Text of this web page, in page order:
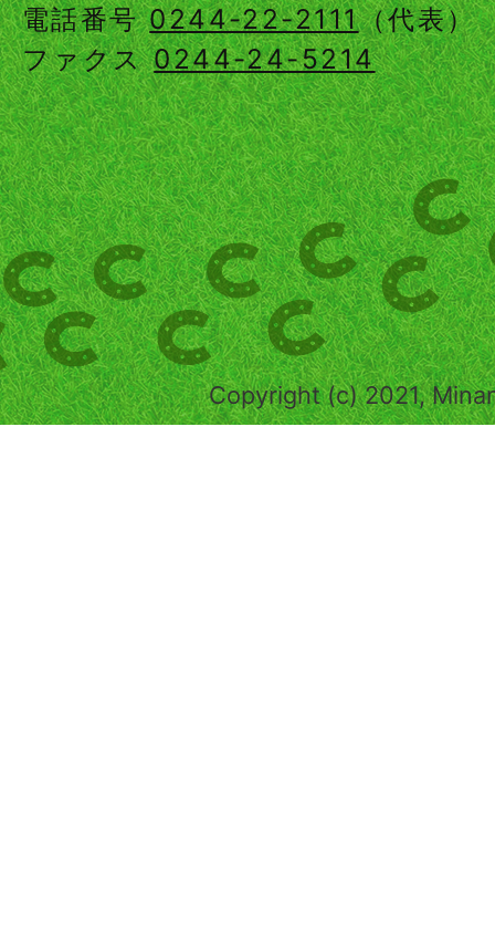
電話番号0244-22-2111（代表）
ファクス0244-24-5214
Copyright (c) 2021,